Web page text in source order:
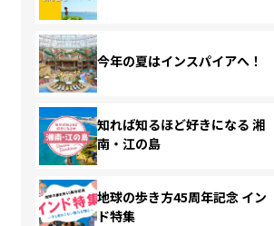
今年の夏はインスパイアへ！
知れば知るほど好きになる 湘
南・江の島
地球の歩き方45周年記念 イン
ド特集